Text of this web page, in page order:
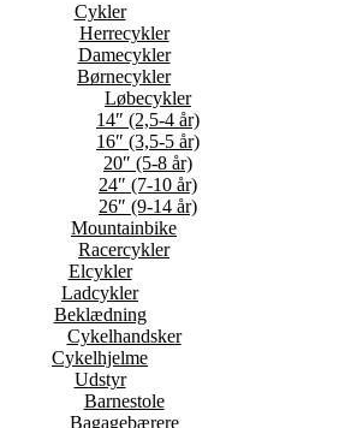
Cykler
Herrecykler
Damecykler
Børnecykler
Løbecykler
14″ (2,5-4 år)
16″ (3,5-5 år)
20″ (5-8 år)
24″ (7-10 år)
26″ (9-14 år)
Mountainbike
Racercykler
Elcykler
Ladcykler
Beklædning
Cykelhandsker
Cykelhjelme
Udstyr
Barnestole
Bagagebærere